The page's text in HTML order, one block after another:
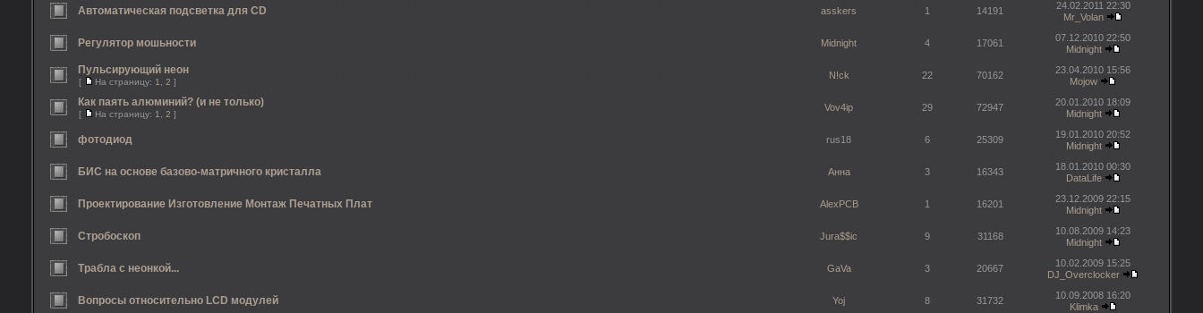
Автоматическая подсветка для CD asskers 1 14191
24.02.2011 22:30
Mr_Volan
Регулятор мошьности Midnight 4 17061
07.12.2010 22:50
Midnight
Пульсирующий неон
[ На страницу: 1 2 ]
N!ck 22 70162
23.04.2010 15:56
Mojow
Как паять алюминий? (и не только)
[ На страницу: 1 2 ]
Vov4ip 29 72947
20.01.2010 18:09
Midnight
фотодиод rus18 6 25309
19.01.2010 20:52
Midnight
БИС на основе базово-матричного кристалла Анна 3 16343
18.01.2010 00:30
DataLife
Проектирование Изготовление Монтаж Печатных Плат AlexPCB 1 16201
23.12.2009 22:15
Midnight
Стробоскоп Jura$$ic 9 31168
10.08.2009 14:23
Midnight
Трабла с неонкой... GaVa 3 20667
10.02.2009 15:25
DJ_Overclocker
Вопросы относительно LCD модулей Yoj 8 31732
10.09.2008 16:20
Klimka